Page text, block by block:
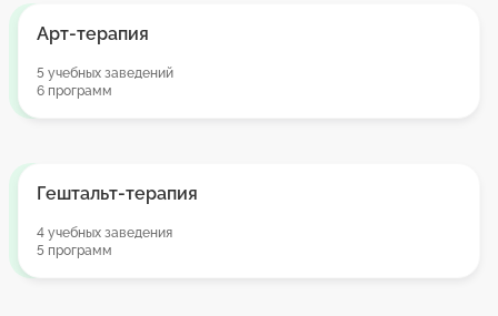
Арт-терапия
5 учебных заведений
6 программ
Гештальт-терапия
4 учебных заведения
5 программ